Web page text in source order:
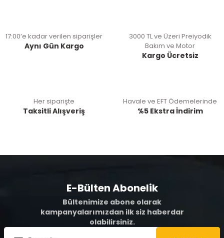
17:00’e kadar verilen siparişler
Aynı Gün Kargo
3000 TL ve Üzeri Preiyodik
Bakım ve Motor
Kargo Ücretsiz
Her siparişte
Taksitli Alışveriş
Havale ve EFT Ödemelerinde
%5 Ekstra İndirim
E-Bülten Abonelik
Bültenimize abone olarak
kampanyalarımızdan ilk siz haberdar
olabilirsiniz.